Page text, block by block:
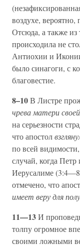
воздухе, вероятно,
Отсюда, а также из
происходила не
Антиохии и
было синагоги, с
благовестие.
8–10В Листре
чрева матери
на серьезности
что апостол
по всей
случай, когда
Иерусалиме
отмечено, что
имеет веру для
11—13И
толпу огромное
своими ложными